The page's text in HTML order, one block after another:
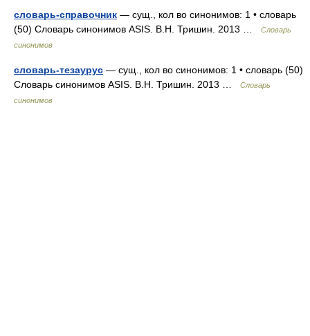
словарь-справочник — сущ., кол во синонимов: 1 • словарь
(50) Словарь синонимов ASIS. В.Н. Тришин. 2013 …
Словарь
синонимов
словарь-тезаурус — сущ., кол во синонимов: 1 • словарь (50)
Словарь синонимов ASIS. В.Н. Тришин. 2013 …
Словарь
синонимов